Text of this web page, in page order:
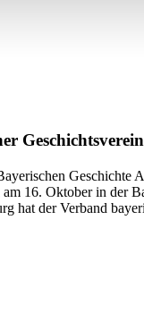
Geschichte
16. Oktober in der
hat der Verband